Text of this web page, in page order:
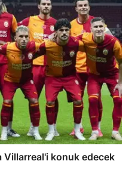
Villarreal'i konuk edecek